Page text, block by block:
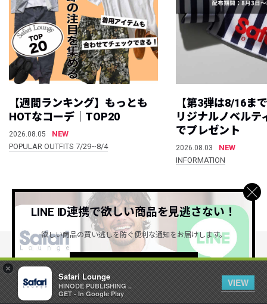
×
Safari Lounge
HINODE PUBLISHING ..
GET - In Google Play
VIEW
【週間ランキング】もっとも
HOTなコーデ｜TOP20
2026.08.05
NEW
POPULAR OUTFITS 7/29~8/4
【第3弾は8/16ま
リジナルノベルテ
でプレゼント
2026.08.03
NEW
INFORMATION
すべて見る
公式SNSアカウント
LINE ID連携で欲しい商品を見逃さない！
欲しい商品の買い逃しを防ぐ便利な通知をお届けします。
詳しくはこちら ＞